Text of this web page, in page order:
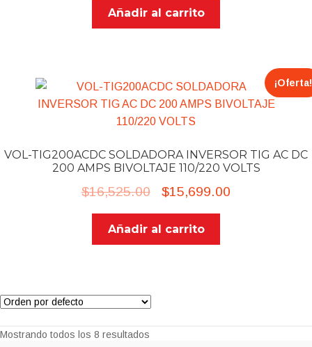
Añadir al carrito
VOL-TIG200ACDC SOLDADORA INVERSOR TIG AC DC
200 AMPS BIVOLTAJE 110/220 VOLTS
¡Oferta!
$16,525.00
Original
price
was:
$15,699.00
Añadir al carrito
Mostrando todos los 8 resultados